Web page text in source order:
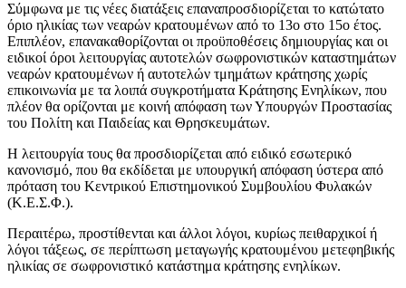
Σύμφωνα με τις νέες διατάξεις επαναπροσδιορίζεται το κατώτατο
όριο ηλικίας των νεαρών κρατουμένων από το 13ο στο 15ο έτος.
Επιπλέον, επανακαθορίζονται οι προϋποθέσεις δημιουργίας και οι
ειδικοί όροι λειτουργίας αυτοτελών σωφρονιστικών καταστημάτων
νεαρών κρατουμένων ή αυτοτελών τμημάτων κράτησης χωρίς
επικοινωνία με τα λοιπά συγκροτήματα Κράτησης Ενηλίκων, που
πλέον θα ορίζονται με κοινή απόφαση των Υπουργών Προστασίας
του Πολίτη και Παιδείας και Θρησκευμάτων.
Η λειτουργία τους θα προσδιορίζεται από ειδικό εσωτερικό
κανονισμό, που θα εκδίδεται με υπουργική απόφαση ύστερα από
πρόταση του Κεντρικού Επιστημονικού Συμβουλίου Φυλακών
(Κ.Ε.Σ.Φ.).
Περαιτέρω, προστίθενται και άλλοι λόγοι, κυρίως πειθαρχικοί ή
λόγοι τάξεως, σε περίπτωση μεταγωγής κρατουμένου μετεφηβικής
ηλικίας σε σωφρονιστικό κατάστημα κράτησης ενηλίκων.